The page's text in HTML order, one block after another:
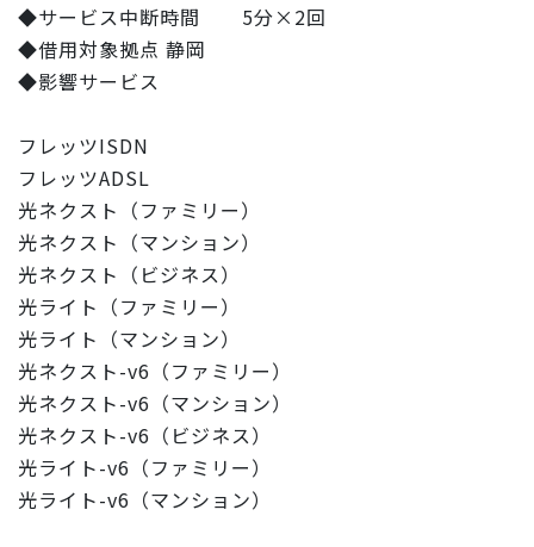
◆サービス中断時間 5分×2回
◆借用対象拠点 静岡
◆影響サービス
フレッツISDN
フレッツADSL
光ネクスト（ファミリー）
光ネクスト（マンション）
光ネクスト（ビジネス）
光ライト（ファミリー）
光ライト（マンション）
光ネクスト-v6（ファミリー）
光ネクスト-v6（マンション）
光ネクスト-v6（ビジネス）
光ライト-v6（ファミリー）
光ライト-v6（マンション）